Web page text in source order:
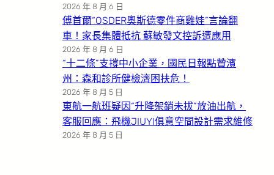
2026 年 8 月 6 日
傅首爾“OSDER奧斯德零件商雞娃”言論翻
車！家長集體抵抗 蘇敏發文控訴遭應用
2026 年 8 月 6 日
“十二條”支撐中小企業，國民日報點贊濱
州：森和診所健檢濟困扶危！
2026 年 8 月 5 日
東航一航班疑因“升降架銷未拔”放油出航，
客服回應：飛機JIUYI俱意空間設計需求維修
2026 年 8 月 5 日